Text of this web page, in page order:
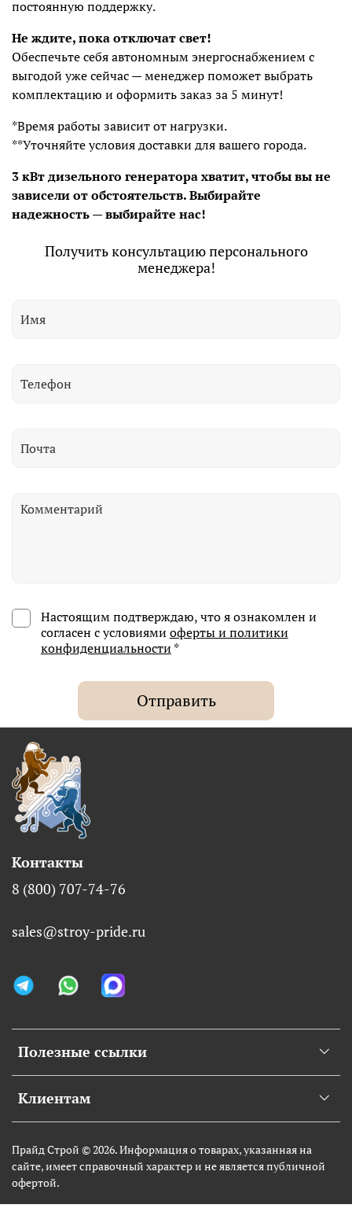
постоянную поддержку.
Не ждите, пока отключат свет!
Обеспечьте себя автономным энергоснабжением с
выгодой уже сейчас — менеджер поможет выбрать
комплектацию и оформить заказ за 5 минут!
*Время работы зависит от нагрузки.
**Уточняйте условия доставки для вашего города.
3 кВт дизельного генератора хватит, чтобы вы не
зависели от обстоятельств. Выбирайте
надежность — выбирайте нас!
Получить консультацию персонального
менеджера!
Настоящим подтверждаю, что я ознакомлен и
согласен с условиями оферты и политики
конфиденциальности *
Отправить
Полезные ссылки
Клиентам
Контакты
8 (800) 707-74-76
sales@stroy-pride.ru
Прайд Строй © 2026. Информация о товарах, указанная на
сайте, имеет справочный характер и не является публичной
офертой.